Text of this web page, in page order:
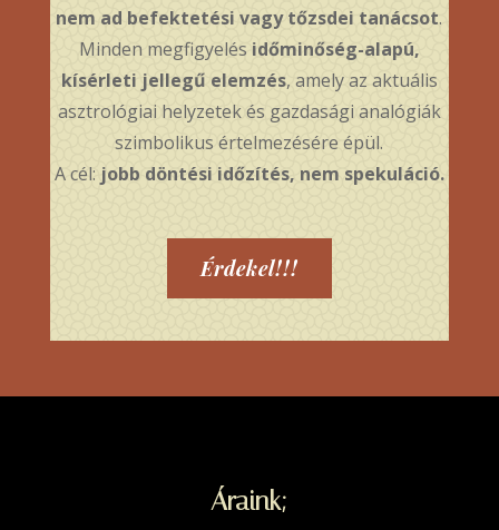
nem ad befektetési vagy tőzsdei tanácsot.
Minden megfigyelés időminőség-alapú,
kísérleti jellegű elemzés, amely az aktuális
asztrológiai helyzetek és gazdasági analógiák
szimbolikus értelmezésére épül.
A cél: jobb döntési időzítés, nem spekuláció.
Érdekel!!!
Áraink;